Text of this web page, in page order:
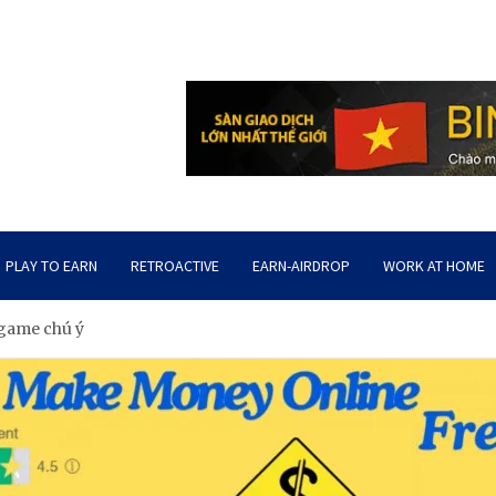
PLAY TO EARN RETROACTIVE EARN-AIRDROP WORK AT HOME
chú ý